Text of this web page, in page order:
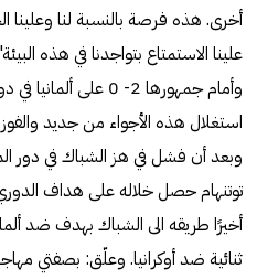
أخرى. هذه فرصة بالنسبة لنا
علينا الاستمتاع بتواجدنا في هذه
استغلال هذه الأجواء من جديد
وبعد أن فشل في هز الشباك في دور
توتنهام حصل خلاله على هداف
أخيرًا طريقه الى الشباك بهدف ضد
ثنائية ضد أوكرانيا. وعلّق: بصفتي